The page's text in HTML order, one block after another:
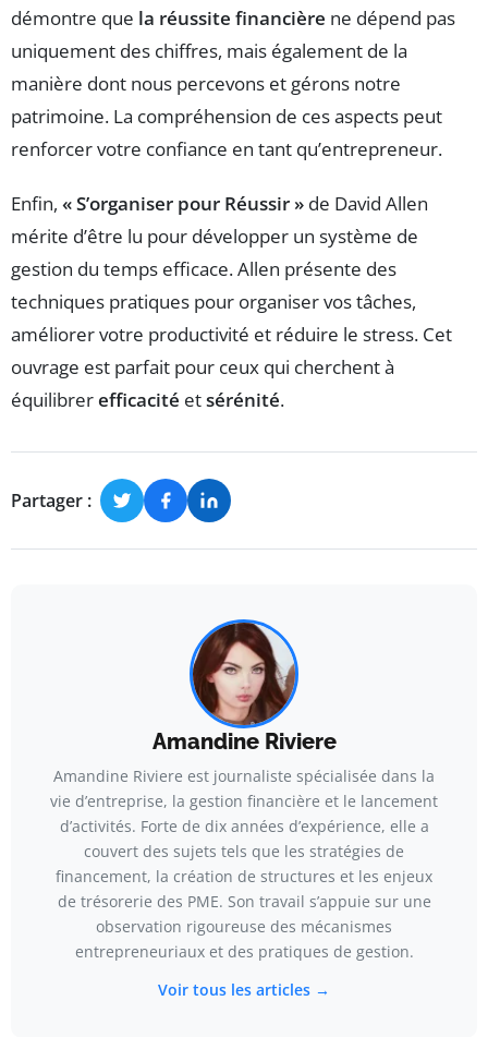
démontre que la réussite financière ne dépend pas
uniquement des chiffres, mais également de la
manière dont nous percevons et gérons notre
patrimoine. La compréhension de ces aspects peut
renforcer votre confiance en tant qu’entrepreneur.
Enfin, « S’organiser pour Réussir » de David Allen
mérite d’être lu pour développer un système de
gestion du temps efficace. Allen présente des
techniques pratiques pour organiser vos tâches,
améliorer votre productivité et réduire le stress. Cet
ouvrage est parfait pour ceux qui cherchent à
équilibrerefficacité etsérénité.
Partager :
Amandine Riviere
Amandine Riviere est journaliste spécialisée dans la
vie d’entreprise, la gestion financière et le lancement
d’activités. Forte de dix années d’expérience, elle a
couvert des sujets tels que les stratégies de
financement, la création de structures et les enjeux
de trésorerie des PME. Son travail s’appuie sur une
observation rigoureuse des mécanismes
entrepreneuriaux et des pratiques de gestion.
Voir tous les articles →